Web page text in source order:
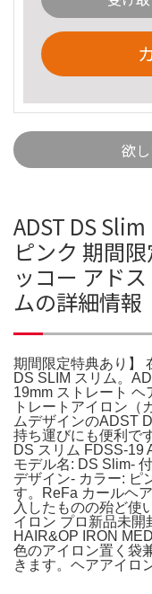
欲
ADST DS
ピンク 期間
ッコー アド
ムの詳細情報
期間限定特典あり】
DS SLIM スリム。
19mm ストレート ヘ
トレートアイロン（
ムデザインのADST
持ち運びにも便利で
DS スリム FDSS-19
モデル名: DS Slim-
デザイン- カラー: ピ
す。ReFa カールヘ
入したものの殆ど使
イロン プロ新品未開
HAIR&OP IRON
色のアイロン置く袋
きます。ヘアアイロ